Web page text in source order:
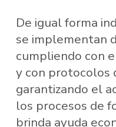
De igual forma
se implementan
cumpliendo con
y con protocolos
garantizando el
los procesos de
brinda ayuda